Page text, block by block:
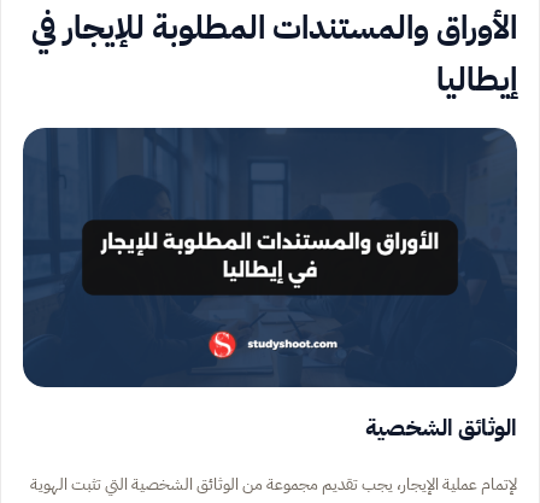
الأوراق والمستندات المطلوبة للإيجار في
إيطاليا
الوثائق الشخصية
لإتمام عملية الإيجار، يجب تقديم مجموعة من الوثائق الشخصية التي تثبت الهوية